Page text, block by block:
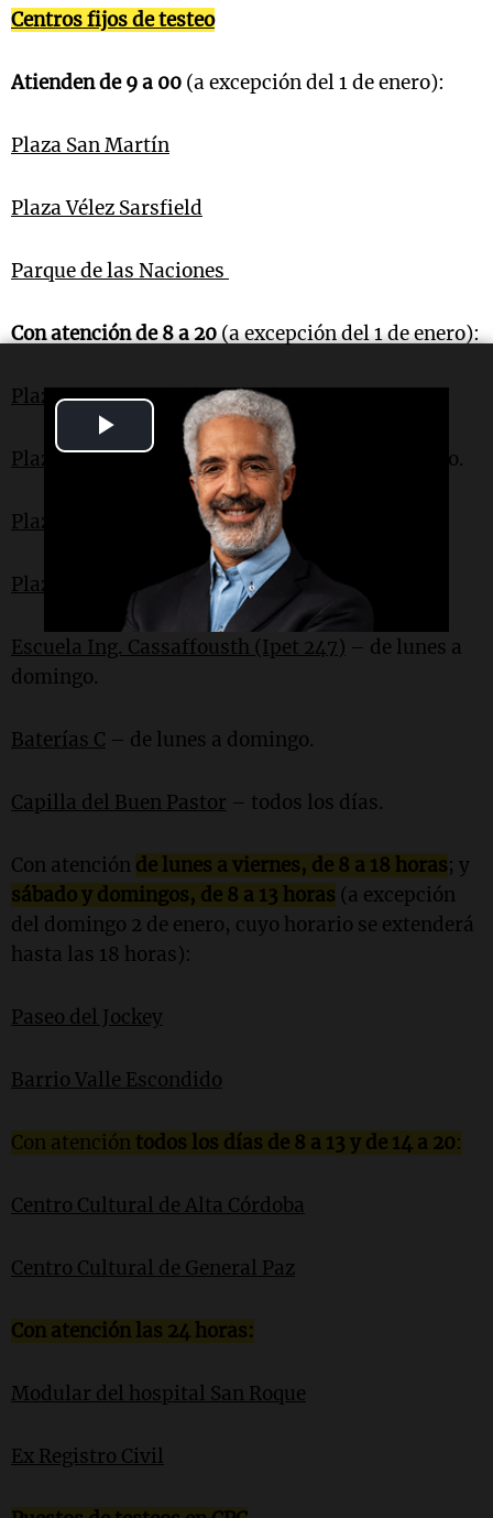
Play
Video
Centros fijos de testeo
Atienden de 9 a 00 (a excepción del 1 de enero):
Plaza San Martín
Plaza Vélez Sarsfield
Parque de las Naciones
Con atención de 8 a 20(a excepción del 1 de enero):
Plaza Bº Yofre– de lunes a domingo.
Plaza Bº Parque República– de lunes a domingo.
Plaza Bº Parque Liceo II– de lunes a domingo.
Plaza Villa el Libertador– de lunes a domingo.
Escuela Ing. Cassaffousth (Ipet 247) – de lunes a
domingo.
Baterías C – de lunes a domingo.
Capilla del Buen Pastor – todos los días.
Con atención de lunes a viernes, de 8 a 18 horas; y
sábado y domingos, de 8 a 13 horas (a excepción
del domingo 2 de enero, cuyo horario se extenderá
hasta las 18 horas):
Paseo del Jockey
Barrio Valle Escondido
Con atención todos los días de 8 a 13 y de 14 a 20:
Centro Cultural de Alta Córdoba
Centro Cultural de General Paz
Con atención las 24 horas:
Modular del hospital San Roque
Ex Registro Civil